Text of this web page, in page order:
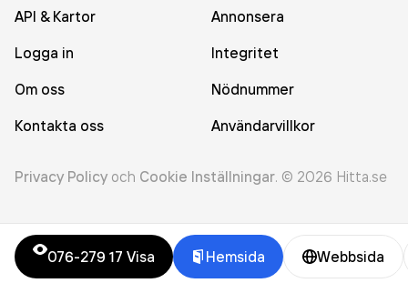
076-279 17 Visa Hemsida Webbsida
API & Kartor
Annonsera
Logga in
Integritet
Om oss
Nödnummer
Kontakta oss
Användarvillkor
Privacy Policy och Cookie Inställningar. © 2026 Hitta.se